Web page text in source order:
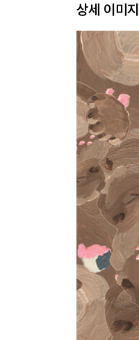
상세 이미지